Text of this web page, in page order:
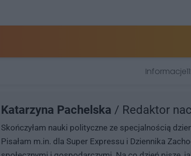
Informacje
Katarzyna Pachelska / Redaktor
Skończyłam nauki polityczne ze specjalnością
Pisałam m.in. dla Super Expressu i Dziennika